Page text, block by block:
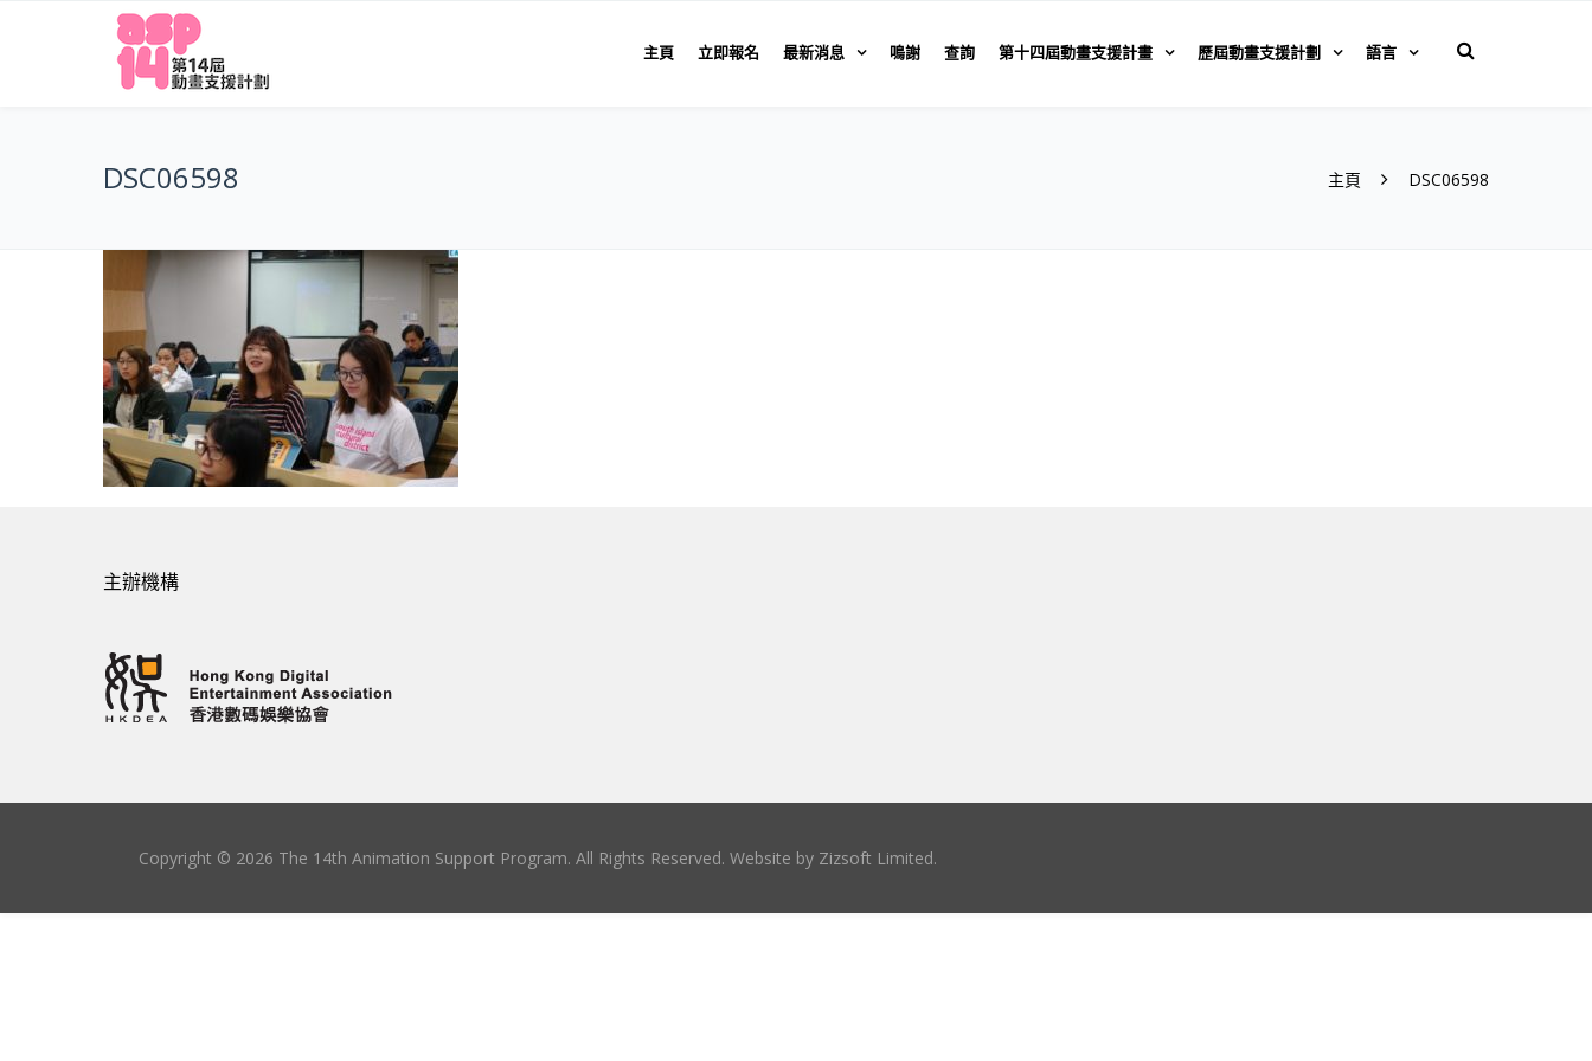
主頁 立即報名 最新消息 鳴謝 查詢 第十四屆動畫支援計畫 歷屆動畫支援計劃 語言
DSC06598 主頁 DSC06598
主辦機構
Copyright © 2026 The 14th Animation Support Program. All Rights Reserved. Website by Zizsoft Limited.